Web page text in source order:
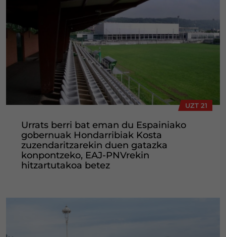
UZT 21
Urrats berri bat eman du Espainiako
gobernuak Hondarribiak Kosta
zuzendaritzarekin duen gatazka
konpontzeko, EAJ-PNVrekin
hitzartutakoa betez